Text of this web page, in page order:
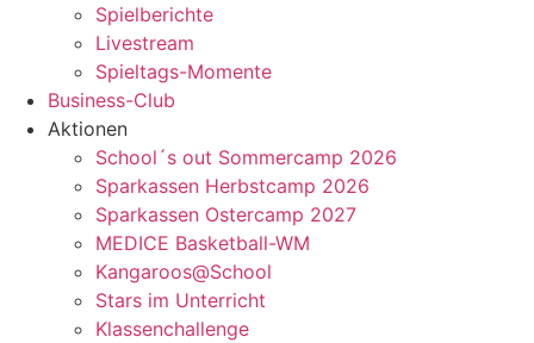
Spielberichte
Livestream
Spieltags-Momente
Business-Club
Aktionen
School´s out Sommercamp 2026
Sparkassen Herbstcamp 2026
Sparkassen Ostercamp 2027
MEDICE Basketball-WM
Kangaroos@School
Stars im Unterricht
Klassenchallenge